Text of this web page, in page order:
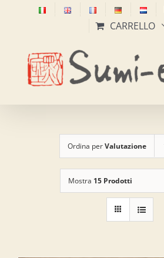
CARRELLO
Ordina perValutazione
Mostra 15 Prodotti